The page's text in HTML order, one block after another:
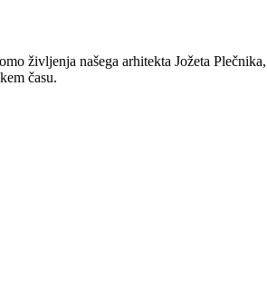
življenja našega arhitekta Jožeta
času.